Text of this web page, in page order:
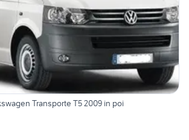
Transporte T5 2009 in poi